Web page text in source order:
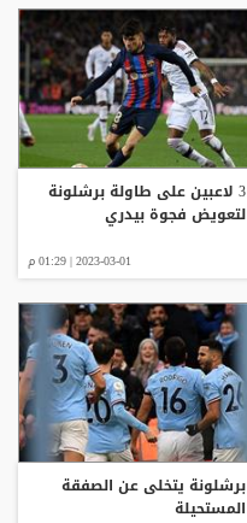
3 لاعبين على طاولة برشلونة
لتعويض فجوة بيدري
2023-03-01 | 01:29 م
برشلونة يتخلى عن الصفقة
المستحيلة